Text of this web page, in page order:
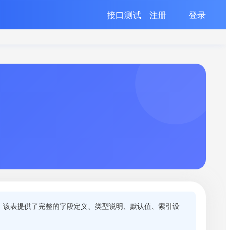
接口测试 注册 登录
该表提供了完整的字段定义、类型说明、默认值、索引设